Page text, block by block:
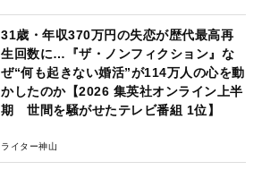
31歳・年収370万円の失恋が歴代最高再
生回数に…『ザ・ノンフィクション』な
ぜ“何も起きない婚活”が114万人の心を動
かしたのか【2026 集英社オンライン上半
期 世間を騒がせたテレビ番組 1位】
ライター神山